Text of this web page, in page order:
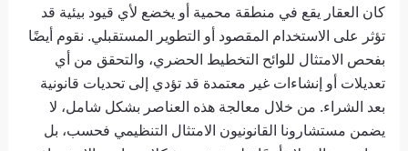
كان العقار يقع في منطقة محمية أو يخضع لأي قيود بيئية قد
تؤثر على الاستخدام المقصود أو التطوير المستقبلي. نقوم أيضًا
بفحص الامتثال للوائح التخطيط الحضري، والتحقق من أي
تعديلات أو إنشاءات غير معتمدة قد تؤدي إلى تحديات قانونية
بعد الشراء. من خلال معالجة هذه العناصر بشكل شامل، لا
يضمن مستشارونا القانونيون الامتثال التنظيمي فحسب، بل